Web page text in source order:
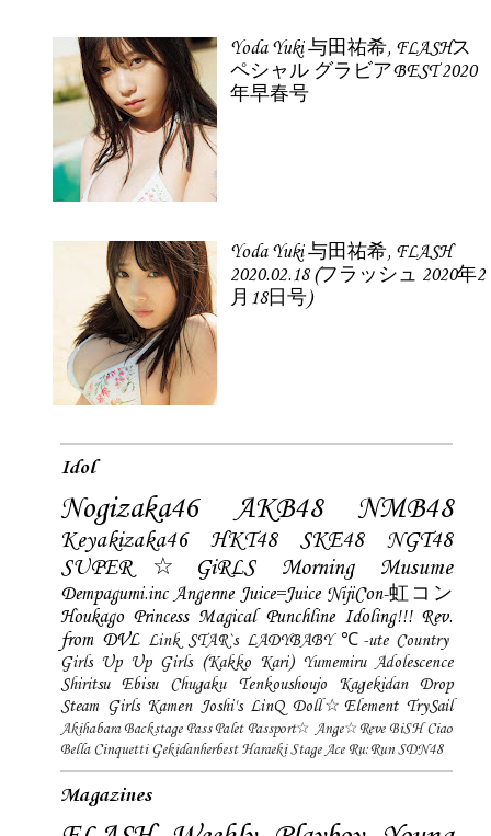
Yoda Yuki 与田祐希, FLASHス
ペシャル グラビアBEST 2020
年早春号
Yoda Yuki 与田祐希, FLASH
2020.02.18 (フラッシュ 2020年2
月18日号)
Idol
Nogizaka46 AKB48 NMB48
Keyakizaka46 HKT48 SKE48
NGT48
SUPER☆GiRLS
Morning Musume
Dempagumi.inc Angerme Juice=Juice NijiCon-虹コン
Houkago Princess Magical Punchline Idoling!!! Rev.
from DVL Link STAR`s LADYBABY ℃-ute Country
Girls Up Up Girls (Kakko Kari) Yumemiru Adolescence
Shiritsu Ebisu Chugaku
Tenkoushoujo Kagekidan
Drop
Steam Girls Kamen Joshi's LinQ Doll☆Element TrySail
Akihabara Backstage Pass Palet Passport☆ Ange☆Reve BiSH Ciao
Bella Cinquetti Gekidanherbest Haraeki Stage Ace Ru:Run SDN48
Magazines